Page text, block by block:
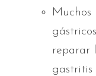
reparar
gastritis